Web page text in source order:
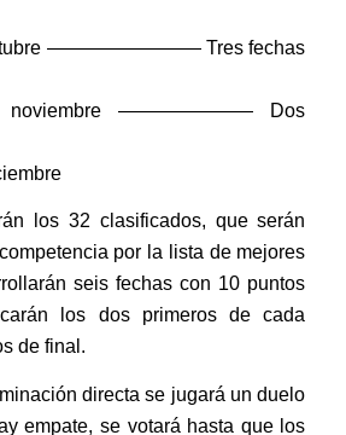
———————— Tres fechas
noviembre ——————— Dos
los 32 clasificados, que serán
por la lista de mejores
seis fechas con 10 puntos
los dos primeros de cada
de final.
directa se jugará un duelo
empate, se votará hasta que los